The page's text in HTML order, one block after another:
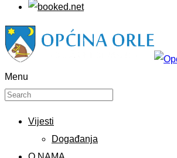
Menu
Vijesti
Događanja